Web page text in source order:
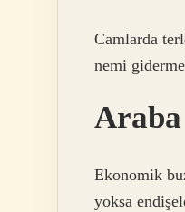
Camlarda
nemi
Araba
Ekonomik
yoksa